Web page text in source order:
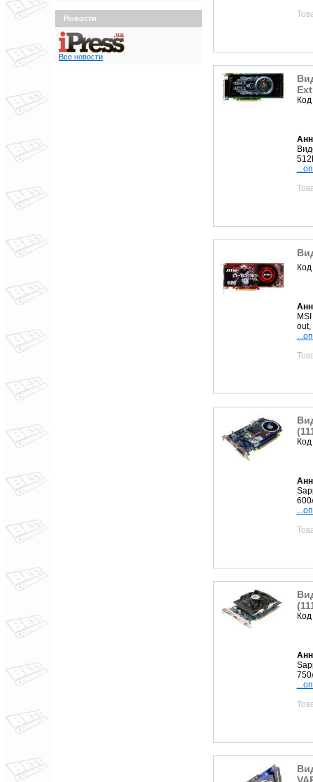
Новости
Все новости
out,